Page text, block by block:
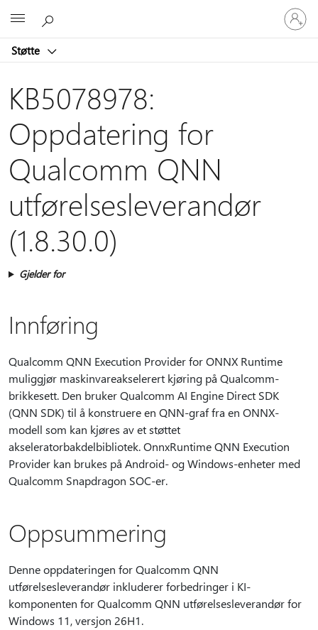
Støtte
Logg
på
kontoen
KB5078978:
Oppdatering for
Qualcomm QNN
utførelsesleverandør
(1.8.30.0)
Gjelder for
Innføring
Qualcomm QNN Execution Provider for ONNX Runtime
muliggjør maskinvareakselerert kjøring på Qualcomm-
brikkesett. Den bruker Qualcomm AI Engine Direct SDK
(QNN SDK) til å konstruere en QNN-graf fra en ONNX-
modell som kan kjøres av et støttet
akseleratorbakdelbibliotek. OnnxRuntime QNN Execution
Provider kan brukes på Android- og Windows-enheter med
Qualcomm Snapdragon SOC-er.
Oppsummering
Denne oppdateringen for Qualcomm QNN
utførelsesleverandør inkluderer forbedringer i KI-
komponenten for Qualcomm QNN utførelsesleverandør for
Windows 11, versjon 26H1.